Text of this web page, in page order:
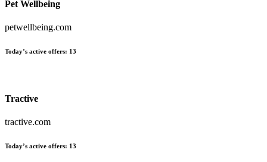
Pet Wellbeing
petwellbeing.com
Today’s active offers: 13
Tractive
tractive.com
Today’s active offers: 13